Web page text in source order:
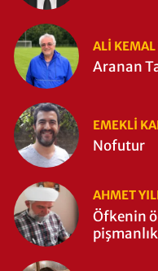
ALI KEMAL
Aranan
EMEKLI
Nofutur
AHMET
Öfkenin